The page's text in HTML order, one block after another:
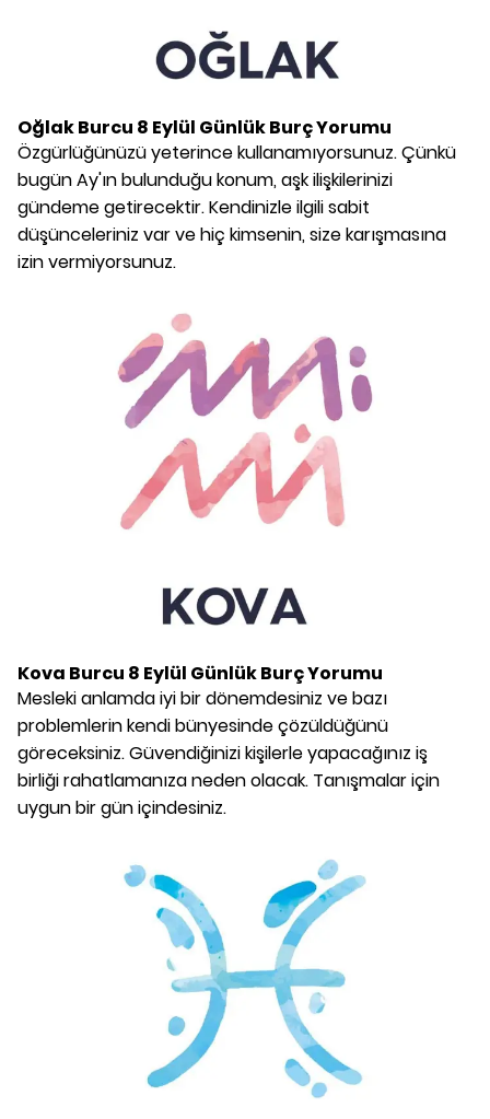
Oğlak Burcu 8 Eylül Günlük Burç Yorumu
Özgürlüğünüzü yeterince kullanamıyorsunuz. Çünkü
bugün Ay'ın bulunduğu konum, aşk ilişkilerinizi
gündeme getirecektir. Kendinizle ilgili sabit
düşünceleriniz var ve hiç kimsenin, size karışmasına
izin vermiyorsunuz.
Kova Burcu 8 Eylül Günlük Burç Yorumu
Mesleki anlamda iyi bir dönemdesiniz ve bazı
problemlerin kendi bünyesinde çözüldüğünü
göreceksiniz. Güvendiğinizi kişilerle yapacağınız iş
birliği rahatlamanıza neden olacak. Tanışmalar için
uygun bir gün içindesiniz.